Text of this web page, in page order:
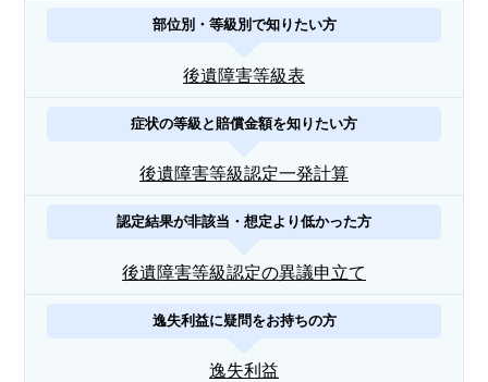
部位別・等級別で知りたい方
後遺障害等級表
症状の等級と賠償金額を知りたい方
後遺障害等級認定一発計算
認定結果が非該当・想定より低かった方
後遺障害等級認定の異議申立て
逸失利益に疑問をお持ちの方
逸失利益